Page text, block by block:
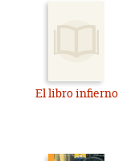
El libro infierno